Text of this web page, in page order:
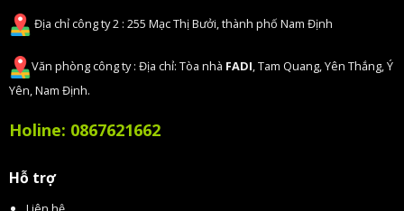
Địa chỉ công ty 2 : 255 Mạc Thị Bưởi, thành phố Nam Định
Văn phòng công ty : Địa chỉ: Tòa nhà FADI, Tam Quang, Yên Thắng, Ý
Yên, Nam Định.
Holine: 0867621662
Hỗ trợ